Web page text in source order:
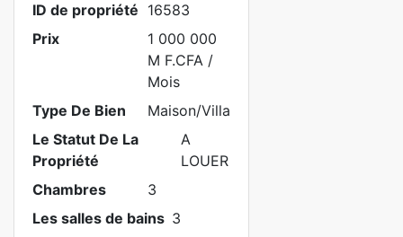
ID de propriété 16583
Prix
1 000 000
M F.CFA /
Mois
Type De Bien
Maison/Villa
Le Statut De La
Propriété
A
LOUER
Chambres
3
Les salles de bains 3